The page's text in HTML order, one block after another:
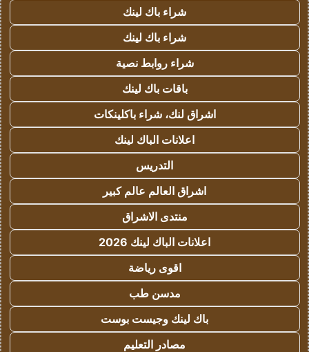
شراء باك لينك
شراء باك لينك
شراء روابط نصية
باقات باك لينك
اشراق لنك، شراء باكلينكات
اعلانات الباك لينك
التدريس
اشراق العالم عالم كبير
منتدى الاشراق
اعلانات الباك لينك 2026
اقوى رياضة
مدسن طب
باك لينك وجيست بوست
مصادر التعليم